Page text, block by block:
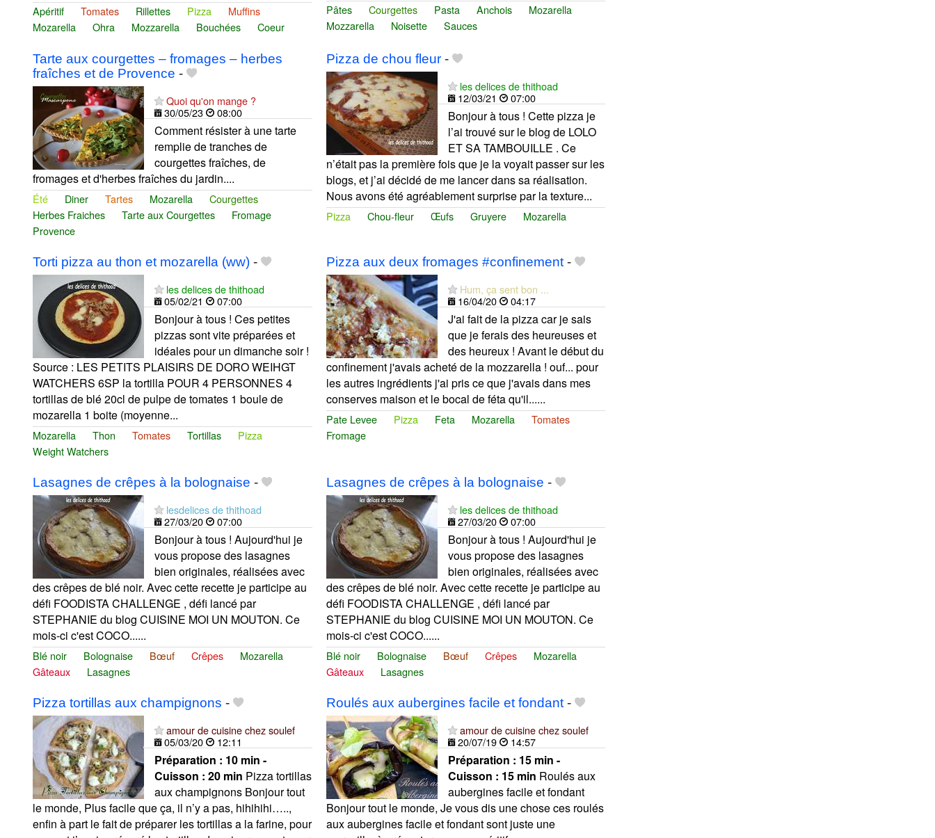
Apéritif Tomates Rillettes Pizza
Muffins
Mozarella
Ohra Mozzarella Bouchées Coeur
Pâtes Courgettes Pasta Anchois
Mozarella
Mozzarella
Noisette Sauces
Tarte aux courgettes – fromages – herbes
fraîches et de Provence -
Quoi qu'on mange ?
30/05/23
08:00
Comment résister à une tarte
remplie de tranches de
courgettes fraîches, de
fromages et d'herbes fraîches du jardin....
Été Diner Tartes Mozarella
Courgettes
Herbes Fraiches
Tarte aux Courgettes
Fromage
Provence
Pizza de chou fleur-
les delices de thithoad
12/03/21
07:00
Bonjour à tous ! Cette pizza je
l’ai trouvé sur le blog de LOLO
ET SA TAMBOUILLE . Ce
n’était pas la première fois que je la voyait passer sur les
blogs, et j’ai décidé de me lancer dans sa réalisation.
Nous avons été agréablement surprise par la texture...
Pizza Chou-fleur Œufs Gruyere Mozarella
Torti pizza au thon et mozarella (ww) -
les delices de thithoad
05/02/21
07:00
Bonjour à tous ! Ces petites
pizzas sont vite préparées et
idéales pour un dimanche soir !
Source : LES PETITS PLAISIRS DE DORO WEIHGT
WATCHERS 6SP la tortilla POUR 4 PERSONNES 4
tortillas de blé 20cl de pulpe de tomates 1 boule de
mozarella 1 boite (moyenne...
Mozarella Thon Tomates Tortillas
Pizza
Weight Watchers
Pizza aux deux fromages #confinement-
Hum, ça sent bon ...
16/04/20
04:17
J'ai fait de la pizza car je sais
que je ferais des heureuses et
des heureux ! Avant le début du
confinement j'avais acheté de la mozzarella ! ouf... pour
les autres ingrédients j'ai pris ce que j'avais dans mes
conserves maison et le bocal de féta qu'il......
Pate Levee Pizza Feta Mozarella
Tomates
Fromage
Lasagnes de crêpes à la bolognaise -
lesdelices de thithoad
27/03/20
07:00
Bonjour à tous ! Aujourd'hui je
vous propose des lasagnes
bien originales, réalisées avec
des crêpes de blé noir. Avec cette recette je participe au
défi FOODISTA CHALLENGE , défi lancé par
STEPHANIE du blog CUISINE MOI UN MOUTON. Ce
mois-ci c'est COCO......
Blé noir Bolognaise Bœuf Crêpes
Mozarella
Gâteaux
Lasagnes
Lasagnes de crêpes à la bolognaise -
les delices de thithoad
27/03/20
07:00
Bonjour à tous ! Aujourd'hui je
vous propose des lasagnes
bien originales, réalisées avec
des crêpes de blé noir. Avec cette recette je participe au
défi FOODISTA CHALLENGE , défi lancé par
STEPHANIE du blog CUISINE MOI UN MOUTON. Ce
mois-ci c'est COCO......
Blé noir Bolognaise Bœuf Crêpes
Mozarella
Gâteaux
Lasagnes
Pizza tortillas aux champignons -
amour de cuisine chez soulef
05/03/20
12:11
Préparation : 10 min -
Cuisson : 20 min Pizza tortillas
aux champignons Bonjour tout
le monde, Plus facile que ça, il n’y a pas, hihihihi…..,
enfin à part le fait de préparer les tortillas a la farine, pour
Roulés aux aubergines facile et fondant-
amour de cuisine chez soulef
20/07/19
14:57
Préparation : 15 min -
Cuisson : 15 min Roulés aux
aubergines facile et fondant
Bonjour tout le monde, Je vous dis une chose ces roulés
aux aubergines facile et fondant sont juste une